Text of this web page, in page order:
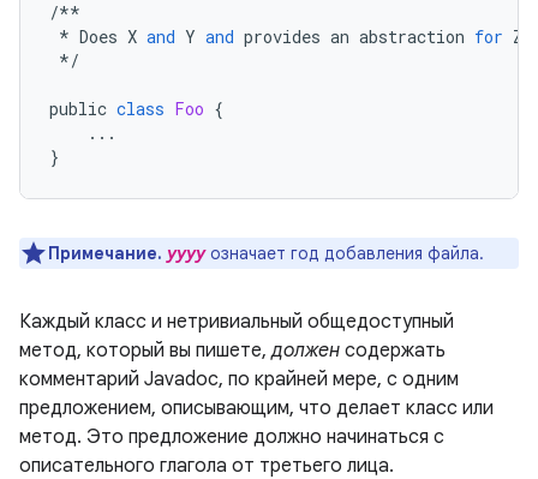
/**
* Does X and Y and provides an abstraction for Z
*/
public class Foo {
...
}
Примечание. yyyyозначает год добавления файла.
Каждый класс и нетривиальный общедоступный
метод, который вы пишете,должен содержать
комментарий Javadoc, по крайней мере, с одним
предложением, описывающим, что делает класс или
метод. Это предложение должно начинаться с
описательного глагола от третьего лица.